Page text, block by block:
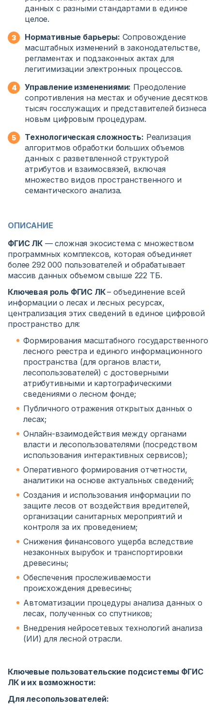
данных с разными стандартами в единое
целое.
Нормативные барьеры: Сопровождение
масштабных изменений в законодательстве,
регламентах и подзаконных актах для
легитимизации электронных процессов.
Управление изменениями: Преодоление
сопротивления на местах и обучение десятков
тысяч госслужащих и представителей бизнеса
новым цифровым процедурам.
Технологическая сложность: Реализация
алгоритмов обработки больших объемов
данных с разветвленной структурой
атрибутов и взаимосвязей, включая
множество видов пространственного и
семантического анализа.
ОПИСАНИЕ
ФГИС ЛК— сложная экосистема с множеством
программных комплексов, которая объединяет
более 292 000 пользователей и обрабатывает
массив данных объемом свыше 222 ТБ.
Ключевая роль ФГИС ЛК– объединение всей
информации о лесах и лесных ресурсах,
централизация этих сведений в единое цифровой
пространство для:
Формирования масштабного государственного
лесного реестра и единого информационного
пространства (для органов власти,
лесопользователей) с достоверными
атрибутивными и картографическими
сведениями о лесном фонде;
Публичного отражения открытых данных о
лесах;
Онлайн-взаимодействия между органами
власти и лесопользователями (посредством
использования интерактивных сервисов);
Оперативного формирования отчетности,
аналитики на основе актуальных сведений;
Создания и использования информации по
защите лесов от воздействия вредителей,
организации санитарных мероприятий и
контроля за их проведением;
Снижения финансового ущерба вследствие
незаконных вырубок и транспортировки
древесины;
Обеспечения прослеживаемости
происхождения древесины;
Автоматизации процедуры анализа данных о
лесах, полученных со спутников;
Внедрения нейросетевых технологий анализа
(ИИ) для лесной отрасли.
Ключевые пользовательские подсистемы ФГИС
ЛК и их возможности:
Для лесопользователей: